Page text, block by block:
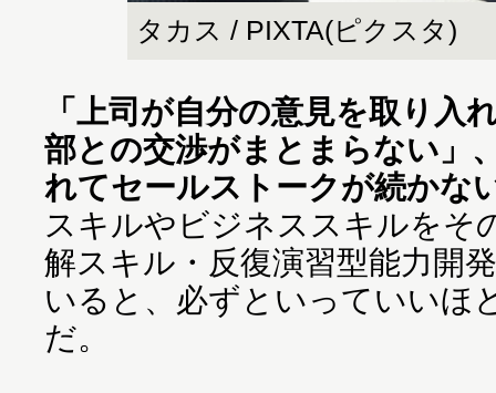
タカス / PIXTA(ピクスタ)
「上司が自分の意見を取り入
部との交渉がまとまらない」
れてセールストークが続かな
スキルやビジネススキルをそ
解スキル・反復演習型能力開
いると、必ずといっていいほ
だ。